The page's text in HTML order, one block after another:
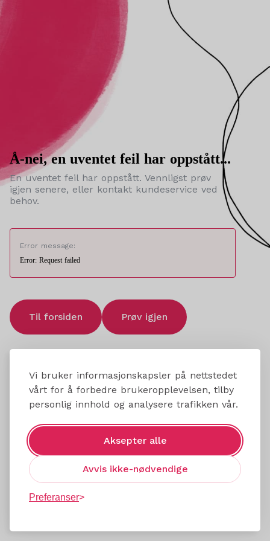
Vi bruker informasjonskapsler på nettstedet
vårt for å forbedre brukeropplevelsen, tilby
personlig innhold og analysere trafikken vår.
Aksepter alle
Avvis ikke-nødvendige
Preferanser
Å-nei, en uventet feil har oppstått...
En uventet feil har oppstått. Vennligst prøv
igjen senere, eller kontakt kundeservice ved
behov.
Error message:
Error: Request failed
Til forsiden Prøv igjen